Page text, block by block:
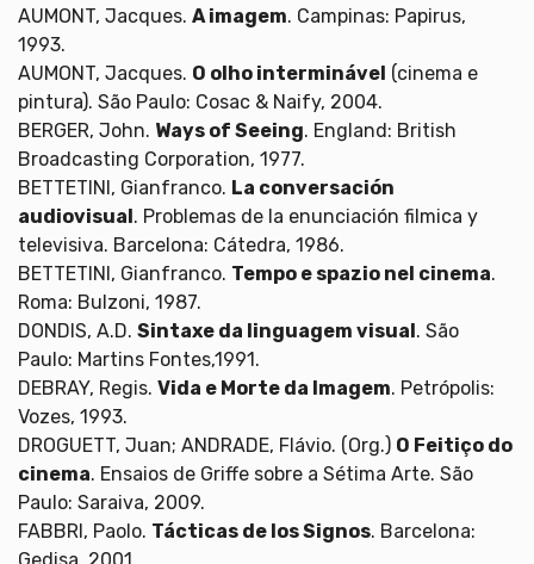
AUMONT, Jacques. A imagem. Campinas: Papirus,
1993.
AUMONT, Jacques. O olho interminável (cinema e
pintura). São Paulo: Cosac & Naify, 2004.
BERGER, John. Ways of Seeing. England: British
Broadcasting Corporation, 1977.
BETTETINI, Gianfranco. La conversación
audiovisual. Problemas de la enunciación filmica y
televisiva. Barcelona: Cátedra, 1986.
BETTETINI, Gianfranco. Tempo e spazio nel cinema.
Roma: Bulzoni, 1987.
DONDIS, A.D. Sintaxe da linguagem visual. São
Paulo: Martins Fontes,1991.
DEBRAY, Regis. Vida e Morte da Imagem. Petrópolis:
Vozes, 1993.
DROGUETT, Juan; ANDRADE, Flávio. (Org.) O Feitiço do
cinema. Ensaios de Griffe sobre a Sétima Arte. São
Paulo: Saraiva, 2009.
FABBRI, Paolo. Tácticas de los Signos. Barcelona: